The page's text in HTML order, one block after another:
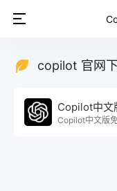
copilot 官网
Copilot中文